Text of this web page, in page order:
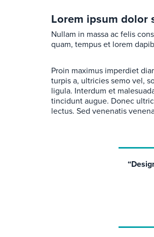
Lorem ipsum dolor
Nullam in massa ac felis
quam, tempus et lorem
Proin maximus imperdiet
turpis a, ultricies semo vel,
ligula. Interdum et
tincidunt augue. Donec
lectus. Sed venenatis